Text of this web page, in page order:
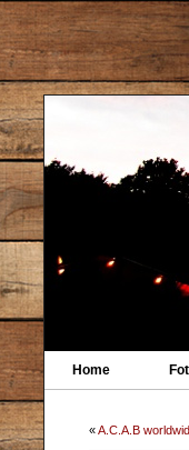
Home
«A.C.A.B